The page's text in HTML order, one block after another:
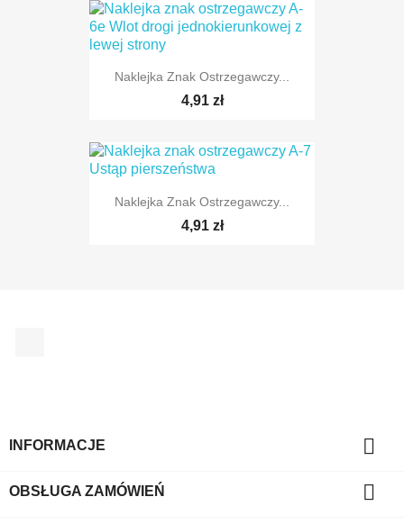
TYLKO ONLINE
Naklejka Znak Ostrzegawczy...
4,91 zł
TYLKO ONLINE
Naklejka Znak Ostrzegawczy...
4,91 zł
INFORMACJE 
OBSŁUGA ZAMÓWIEŃ 